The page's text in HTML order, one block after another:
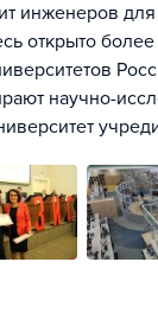
инженеров
открыто
научно-